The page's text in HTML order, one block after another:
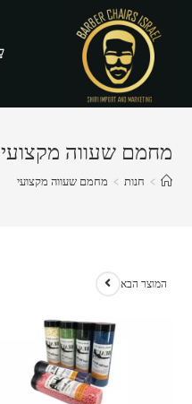
content
מחמם שעווה מקצועי
> חנות > מחמם שעווה מקצועי
המוצר הבא